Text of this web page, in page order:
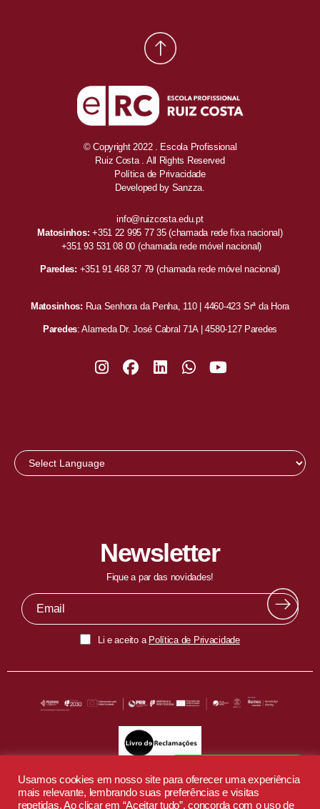
© Copyright 2022 . Escola Profissional
Ruiz Costa . All Rights Reserved
Política de Privacidade
Developed by Sanzza.
info@ruizcosta.edu.pt
Matosinhos: +351 22 995 77 35(chamada rede fixa nacional)
+351 93 531 08 00 (chamada rede móvel nacional)
Paredes: +351 91 468 37 79 (chamada rede móvel nacional)
Matosinhos: Rua Senhora da Penha, 110 | 4460-423 Srª da Hora
Paredes: Alameda Dr. José Cabral 71A | 4580-127 Paredes
Newsletter
Fique a par das novidades!
Li e aceito a Política de Privacidade
Usamos cookies em nosso site para oferecer uma experiência
mais relevante, lembrando suas preferências e visitas
repetidas. Ao clicar em “Aceitar tudo”, concorda com o uso de